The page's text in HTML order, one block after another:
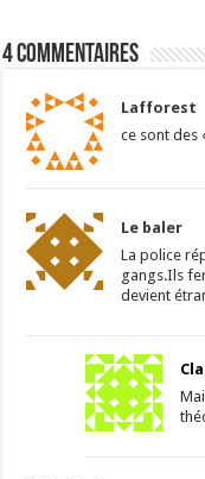
4 Commentaires
Lafforest
ce sont des
Le baler
La police
gangs.Ils
devient